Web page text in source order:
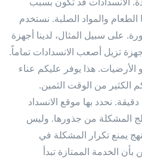
الانسدادات قد تكون بسبب
الطعام والمواد الصلبة. نستخدم
على سبيل المثال، لدينا أجهزة
تزيل أصعب الانسدادات تماماً.
الأرضيات. هذا يوفر عليكم عناء
الكثير من الوقت الثمين.
نحدد بها موقع الانسداد
المشكلة من جذورها. وليس
يمنع تكرار المشكلة في
الخدمة الممتازة تبدأ